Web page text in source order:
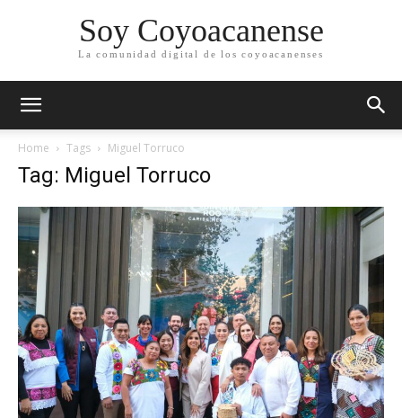
Soy Coyoacanense
La comunidad digital de los coyoacanenses
Home Tags Miguel Torruco
Tag: Miguel Torruco